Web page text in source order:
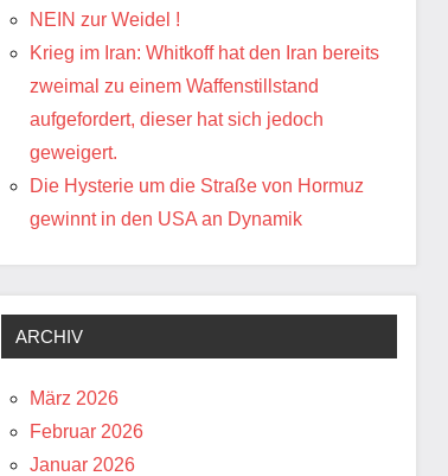
NEIN zur Weidel !
Krieg im Iran: Whitkoff hat den Iran bereits
zweimal zu einem Waffenstillstand
aufgefordert, dieser hat sich jedoch
geweigert.
Die Hysterie um die Straße von Hormuz
gewinnt in den USA an Dynamik
ARCHIV
März 2026
Februar 2026
Januar 2026